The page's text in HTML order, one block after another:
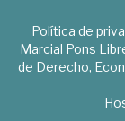
Política de
Marcial Pons
de Derecho,